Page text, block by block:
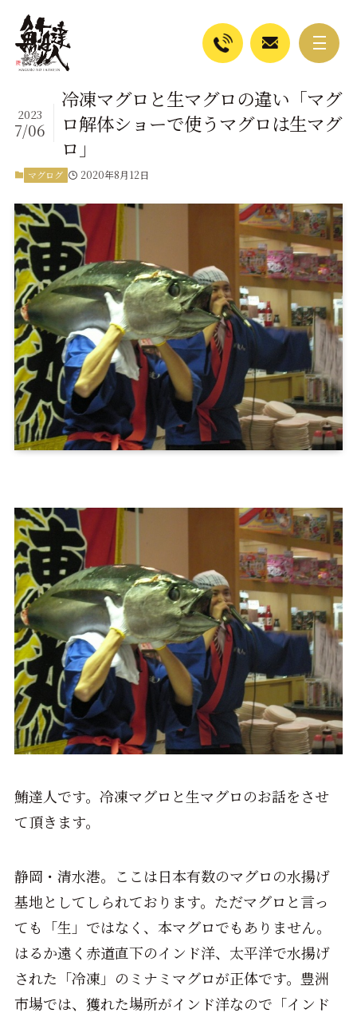
冷凍マグロと生マグロの違い「マグ
ロ解体ショーで使うマグロは生マグ
ロ」
2023
7/06
マグログ 2020年8月12日
鮪達人です。冷凍マグロと生マグロのお話をさせ
て頂きます。
静岡・清水港。ここは日本有数のマグロの水揚げ
基地としてしられております。ただマグロと言っ
ても「生」ではなく、本マグロでもありません。
はるか遠く赤道直下のインド洋、太平洋で水揚げ
された「冷凍」のミナミマグロが正体です。豊洲
市場では、獲れた場所がインド洋なので「インド